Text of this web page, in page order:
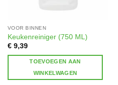
VOOR BINNEN
Keukenreiniger (750 ML)
€9,39
TOEVOEGEN AAN
WINKELWAGEN